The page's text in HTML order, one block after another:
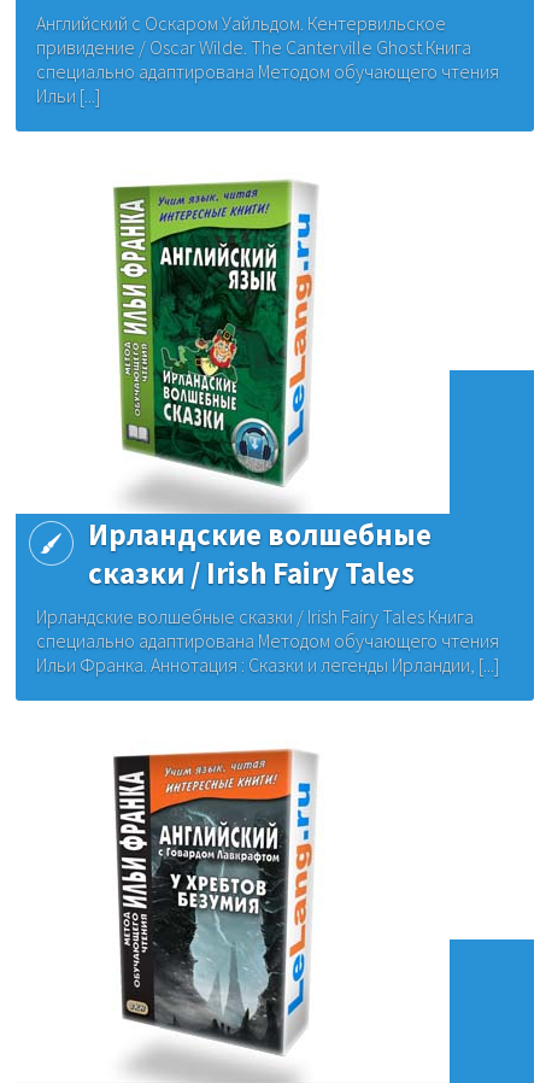
Английский с Оскаром Уайльдом. Кентервильское
привидение / Oscar Wilde. The Canterville Ghost Книга
специально адаптирована Методом обучающего чтения
Ильи [...]
Ирландские волшебные
сказки / Irish Fairy Tales
Ирландские волшебные сказки / Irish Fairy Tales Книга
специально адаптирована Методом обучающего чтения
Ильи Франка. Аннотация : Сказки и легенды Ирландии, [...]